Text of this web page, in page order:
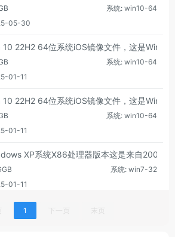
系统: win10-64
05-30
10 22H2 64位系统iOS镜像文件，这是Win
系统: win10-64
01-11
10 22H2 64位系统iOS镜像文件，这是Win
系统: win10-64
01-11
XP系统X86处理器版本这是来自2001年
系统: win7-32
01-11
1 下一页 末页